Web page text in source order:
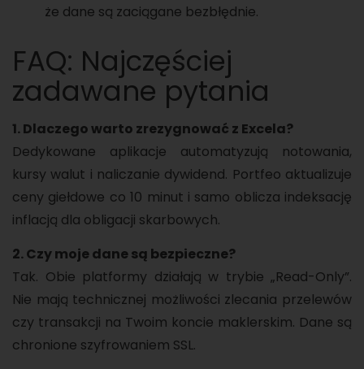
że dane są zaciągane bezbłędnie.
FAQ: Najczęściej
zadawane pytania
1. Dlaczego warto zrezygnować z Excela?
Dedykowane aplikacje automatyzują notowania,
kursy walut i naliczanie dywidend. Portfeo aktualizuje
ceny giełdowe co 10 minut i samo oblicza indeksację
inflacją dla obligacji skarbowych.
2. Czy moje dane są bezpieczne?
Tak. Obie platformy działają w trybie „Read-Only”.
Nie mają technicznej możliwości zlecania przelewów
czy transakcji na Twoim koncie maklerskim. Dane są
chronione szyfrowaniem SSL.